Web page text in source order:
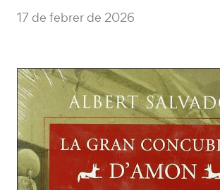
17 de febrer de 2026